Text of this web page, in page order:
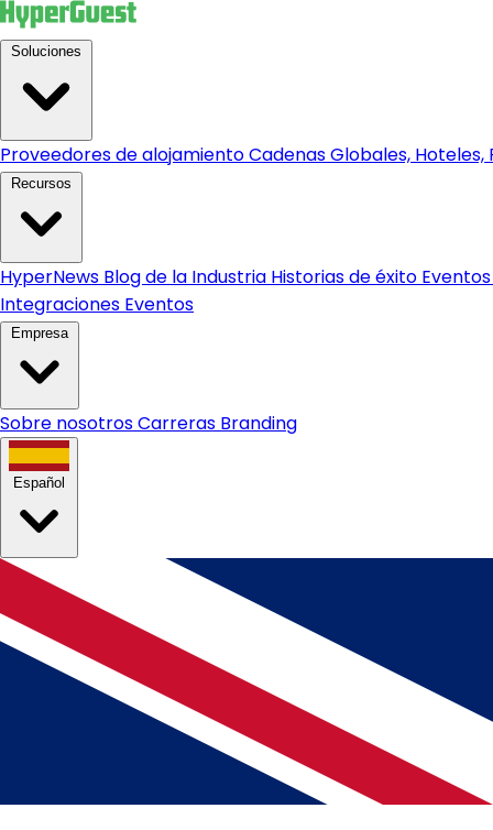
Proveedores de alojamientoCadenas Globales, Hoteles,
HyperNews Blog de la Industria Historias de éxito Eventos
Integraciones Eventos
Empresa
Sobre nosotrosCarreras Branding
Español